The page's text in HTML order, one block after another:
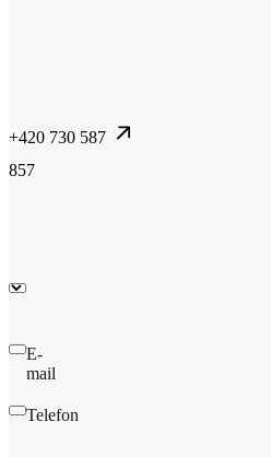
+420 730 587
857
E-
mail
Telefon